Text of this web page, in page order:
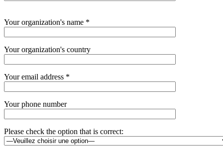
laisser
vide.
Your organization's name *
Your organization's country
Your email address *
Your phone number
Please check the option that is correct: